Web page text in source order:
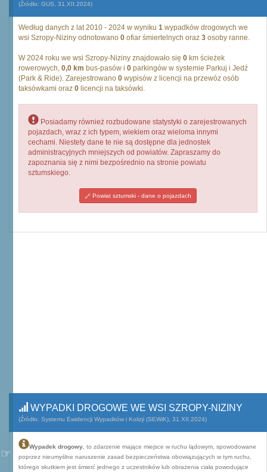
(Źródło: GUS, 31.XII.2024)
Według danych z lat 2010 - 2024 w wyniku 1 wypadków drogowych we
wsi Szropy-Niziny odnotowano 0 ofiar śmiertelnych oraz 3 osoby ranne.
W 2024 roku we wsi Szropy-Niziny znajdowało się 0 km ścieżek
rowerowych, 0,0 km bus-pasów i 0 parkingów w systemie Parkuj i Jedź
(Park & Ride). Zarejestrowano 0 wypisów z licencji na przewóz osób
taksówkami oraz 0 licencji na taksówki.
Posiadamy również rozbudowane statystyki o zarejestrowanych
pojazdach, wraz z ich typem, wiekiem oraz wieloma innymi
cechami. Niestety dane te nie są dostępne dla jednostek
administracyjnych mniejszych od powiatów. Zapraszamy do
zapoznania się z nimi bezpośrednio na stronie powiatu
sztumskiego.
Powiat sztumski - dane o pojazdach
WYPADKI DROGOWE WE WSI SZROPY-NIZINY
(Źródło: Systemu Ewidencji Wypadków i Kolizji (SEWiK), 31.XII.2024)
Wypadek drogowy , to zdarzenie mające miejsce w ruchu lądowym, spowodowane
poprzez nieumyślne naruszenie zasad bezpieczeństwa obowiązujących w tym ruchu,
którego skutkiem jest śmierć jednego z uczestników lub obrażenia ciała powodujące